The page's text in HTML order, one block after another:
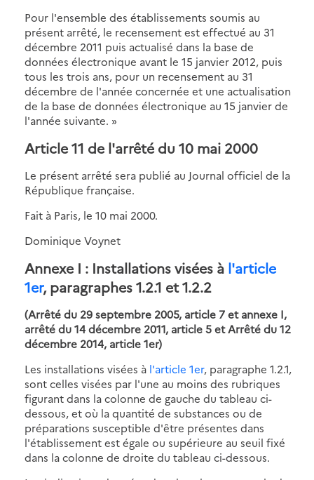
Pour l'ensemble des établissements soumis au
présent arrêté, le recensement est effectué au 31
décembre 2011 puis actualisé dans la base de
données électronique avant le 15 janvier 2012, puis
tous les trois ans, pour un recensement au 31
décembre de l'année concernée et une actualisation
de la base de données électronique au 15 janvier de
l'année suivante. »
Article 11 de l'arrêté du 10 mai 2000
Le présent arrêté sera publié au Journal officiel de la
République française.
Fait à Paris, le 10 mai 2000.
Dominique Voynet
Annexe I : Installations visées à l'article
1er, paragraphes 1.2.1 et 1.2.2
(Arrêté du 29 septembre 2005, article 7 et annexe I,
arrêté du 14 décembre 2011, article 5 et Arrêté du 12
décembre 2014, article 1er)
Les installations visées à l'article 1er, paragraphe 1.2.1,
sont celles visées par l'une au moins des rubriques
figurant dans la colonne de gauche du tableau ci-
dessous, et où la quantité de substances ou de
préparations susceptible d'être présentes dans
l'établissement est égale ou supérieure au seuil fixé
dans la colonne de droite du tableau ci-dessous.